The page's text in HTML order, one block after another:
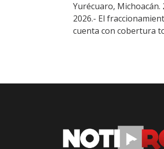
Yurécuaro, Michoacán.
2026.- El
cuenta con cobertura